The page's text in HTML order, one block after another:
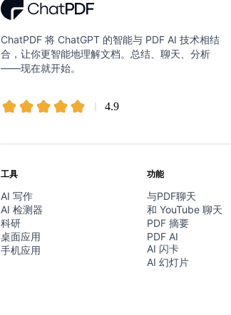
ChatPDF 将 ChatGPT 的智能与 PDF AI 技术相结
合，让你更智能地理解文档。总结、聊天、分析
——现在就开始。
4.9
工具
AI 写作
AI 检测器
科研
桌面应用
手机应用
功能
与PDF聊天
和 YouTube 聊天
PDF 摘要
PDF AI
AI 闪卡
AI 幻灯片